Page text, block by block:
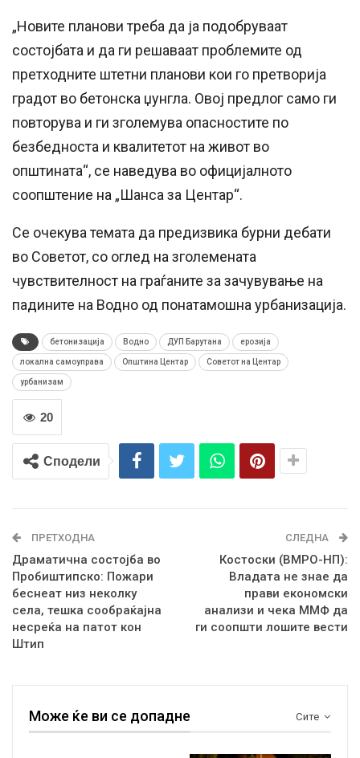
„Новите планови треба да ја подобруваат
состојбата и да ги решаваат проблемите од
претходните штетни планови кои го претворија
градот во бетонска џунгла. Овој предлог само ги
повторува и ги зголемува опасностите по
безбедноста и квалитетот на живот во
општината“, се наведува во официјалното
соопштение на „Шанса за Центар“.
Се очекува темата да предизвика бурни дебати
во Советот, со оглед на зголемената
чувствителност на граѓаните за зачувување на
падините на Водно од понатамошна урбанизација.
бетонизација Водно ДУП Барутана ерозија
локална самоуправа Општина Центар Советот на Центар
урбанизам
20
Сподели
ПРЕТХОДНА
Драматична состојба во
Пробиштипско: Пожари
беснеат низ неколку
села, тешка сообраќајна
несреќа на патот кон
Штип
СЛЕДНА
Костоски (ВМРО-НП):
Владата не знае да
прави економски
анализи и чека ММФ да
ги соопшти лошите вести
Сите
Може ќе ви се допадне